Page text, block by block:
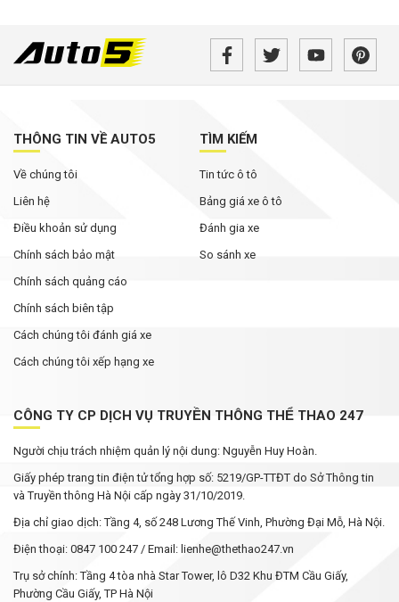
THÔNG TIN VỀ AUTO5
Về chúng tôi
Liên hệ
Điều khoản sử dụng
Chính sách bảo mật
Chính sách quảng cáo
Chính sách biên tập
Cách chúng tôi đánh giá xe
Cách chúng tôi xếp hạng xe
TÌM KIẾM
Tin tức ô tô
Bảng giá xe ô tô
Đánh gia xe
So sánh xe
CÔNG TY CP DỊCH VỤ TRUYỀN THÔNG THỂ THAO 247
Người chịu trách nhiệm quản lý nội dung: Nguyễn Huy Hoàn.
Giấy phép trang tin điện tử tổng hợp số: 5219/GP-TTĐT do Sở Thông tin
và Truyền thông Hà Nội cấp ngày 31/10/2019.
Địa chỉ giao dịch: Tầng 4, số 248 Lương Thế Vinh, Phường Đại Mỗ, Hà Nội.
Điện thoại: 0847 100 247 / Email: lienhe@thethao247.vn
Trụ sở chính: Tầng 4 tòa nhà Star Tower, lô D32 Khu ĐTM Cầu Giấy,
Phường Cầu Giấy, TP Hà Nội